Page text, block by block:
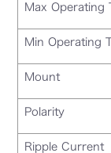
Max Operating
Min Operating
Mount
Polarity
Ripple Current